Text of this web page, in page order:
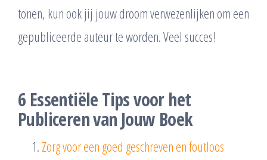
tonen, kun ook jij jouw droom verwezenlijken om een
gepubliceerde auteur te worden. Veel succes!
6 Essentiële Tips voor het
Publiceren van Jouw Boek
Zorg voor een goed geschreven en foutloos